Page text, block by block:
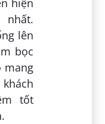
hiện
lên
bọc
mang
tốt